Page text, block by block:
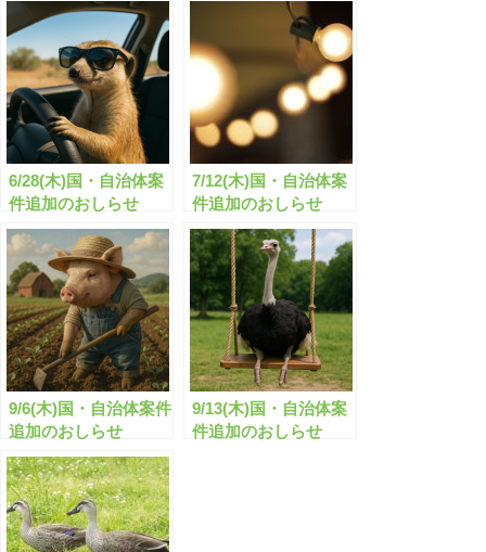
6/28(木)国・自治体案
件追加のおしらせ
7/12(木)国・自治体案
件追加のおしらせ
9/6(木)国・自治体案件
追加のおしらせ
9/13(木)国・自治体案
件追加のおしらせ